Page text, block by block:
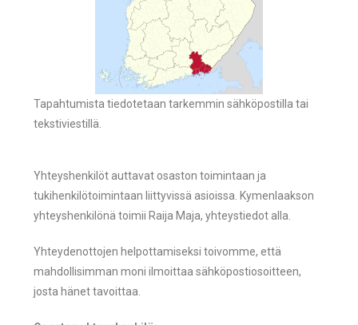
Tapahtumista tiedotetaan tarkemmin sähköpostilla tai
tekstiviestillä.
Yhteyshenkilöt auttavat osaston toimintaan ja
tukihenkilötoimintaan liittyvissä asioissa. Kymenlaakson
yhteyshenkilönä toimii Raija Maja, yhteystiedot alla.
Yhteydenottojen helpottamiseksi toivomme, että
mahdollisimman moni ilmoittaa sähköpostiosoitteen,
josta hänet tavoittaa.